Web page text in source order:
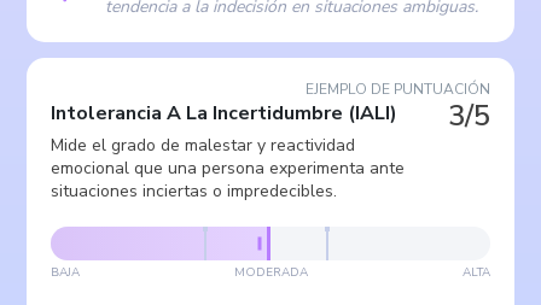
tendencia a la indecisión en situaciones ambiguas.
EJEMPLO DE PUNTUACIÓN
3/5
Intolerancia A La Incertidumbre (IALI)
Mide el grado de malestar y reactividad
emocional que una persona experimenta ante
situaciones inciertas o impredecibles.
BAJA MODERADA ALTA